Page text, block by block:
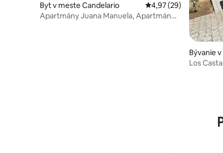
Byt v meste Candelario Priemerné
4,97 (29)
Apartmány Juana Manuela, Apartmán
Bývanie
Los